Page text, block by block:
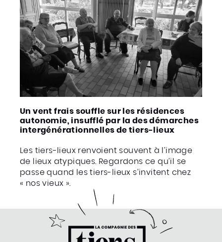
Un vent frais souffle sur les résidences
autonomie, insufflé par la des démarches
intergénérationnelles de tiers-lieux
Les tiers-lieux renvoient souvent à l’image
de lieux atypiques. Regardons ce qu’il se
passe quand les tiers-lieux s’invitent chez
« nos vieux ».